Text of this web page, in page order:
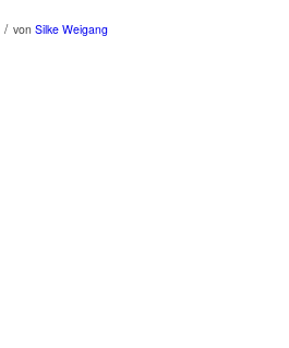
/ von Silke Weigang